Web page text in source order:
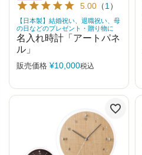
5.00 （1 ）
【日本製】結婚祝い、退職祝い、母
の日などのプレゼント・贈り物に
名入れ時計「アートパネ
ル」
販売価格 ¥10,000税込